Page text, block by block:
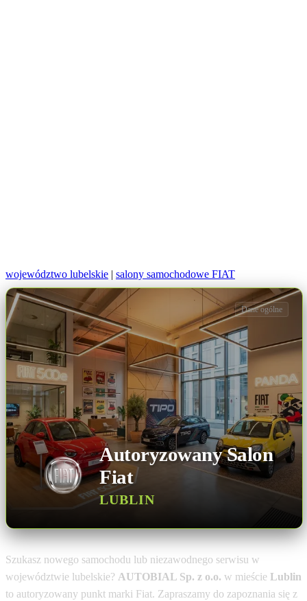
województwo lubelskie | salony samochodowe FIAT
Autoryzowany Salon
Fiat
LUBLIN
Dane ogólne
Szukasz nowego samochodu lub niezawodnego serwisu w
województwie lubelskie? AUTOBIAL Sp. z o.o. w mieście Lublin
to autoryzowany punkt marki Fiat. Zapraszamy do zapoznania się z